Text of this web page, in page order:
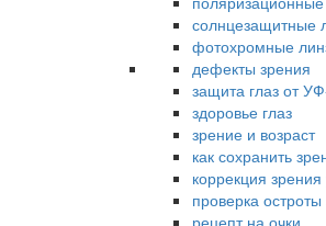
солнцезащитные
фотохромные
дефекты зрения
защита глаз от
здоровье глаз
зрение и возраст
как сохранить
коррекция зрения
проверка